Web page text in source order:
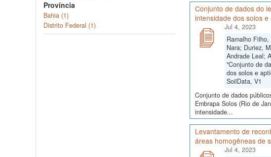
Província
Bahia (1)
Distrito Federal (1)
Conjunto de dados do
intensidade dos solos
Jul 4, 2023
Ramalho
Nara; Duriez,
Andrade Leal;
"Conjunto de
dos solos e
SoilData, V1
Conjunto de dados
Embrapa Solos (Rio de
intensidade...
Levantamento de
áreas homogêneas de
Jul 4, 2023